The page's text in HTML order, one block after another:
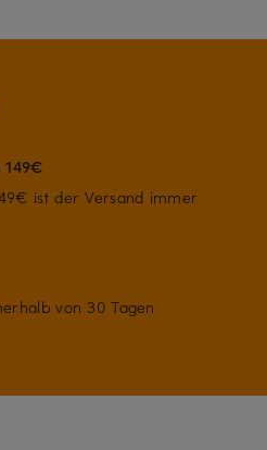
149€
ist der Versand immer
von 30 Tagen